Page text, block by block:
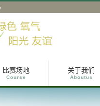
比赛场地
Course
关于我们
Aboutus